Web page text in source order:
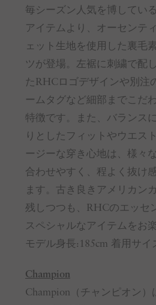
毎シーズン人気を博してい
アイテムより、オーセンテ
ェット生地を使用した裏毛
ツが登場。左裾に刺繍で配
たRHCロゴデザインや別注
ームタグなど細部までこだ
特徴です。また、バランス
りとしたフィットやウエス
ージーな穿き心地は、様々
合わせやすく、程よく抜け
ます。古き良きアメリカン
残しつつも、RHCのエッセ
スペシャルなアイテムをお
モデル身長:185cm 着用サイ
Champion
Champion（チャンピオン）